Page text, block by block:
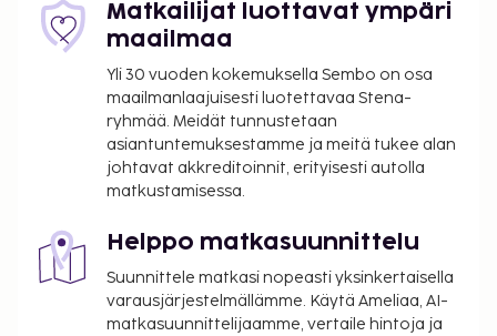
Matkailijat luottavat ympäri
maailmaa
Yli 30 vuoden kokemuksella Sembo on osa
maailmanlaajuisesti luotettavaa Stena-
ryhmää. Meidät tunnustetaan
asiantuntemuksestamme ja meitä tukee alan
johtavat akkreditoinnit, erityisesti autolla
matkustamisessa.
Helppo matkasuunnittelu
Suunnittele matkasi nopeasti yksinkertaisella
varausjärjestelmällämme. Käytä Ameliaa, AI-
matkasuunnittelijaamme, vertaile hintoja ja